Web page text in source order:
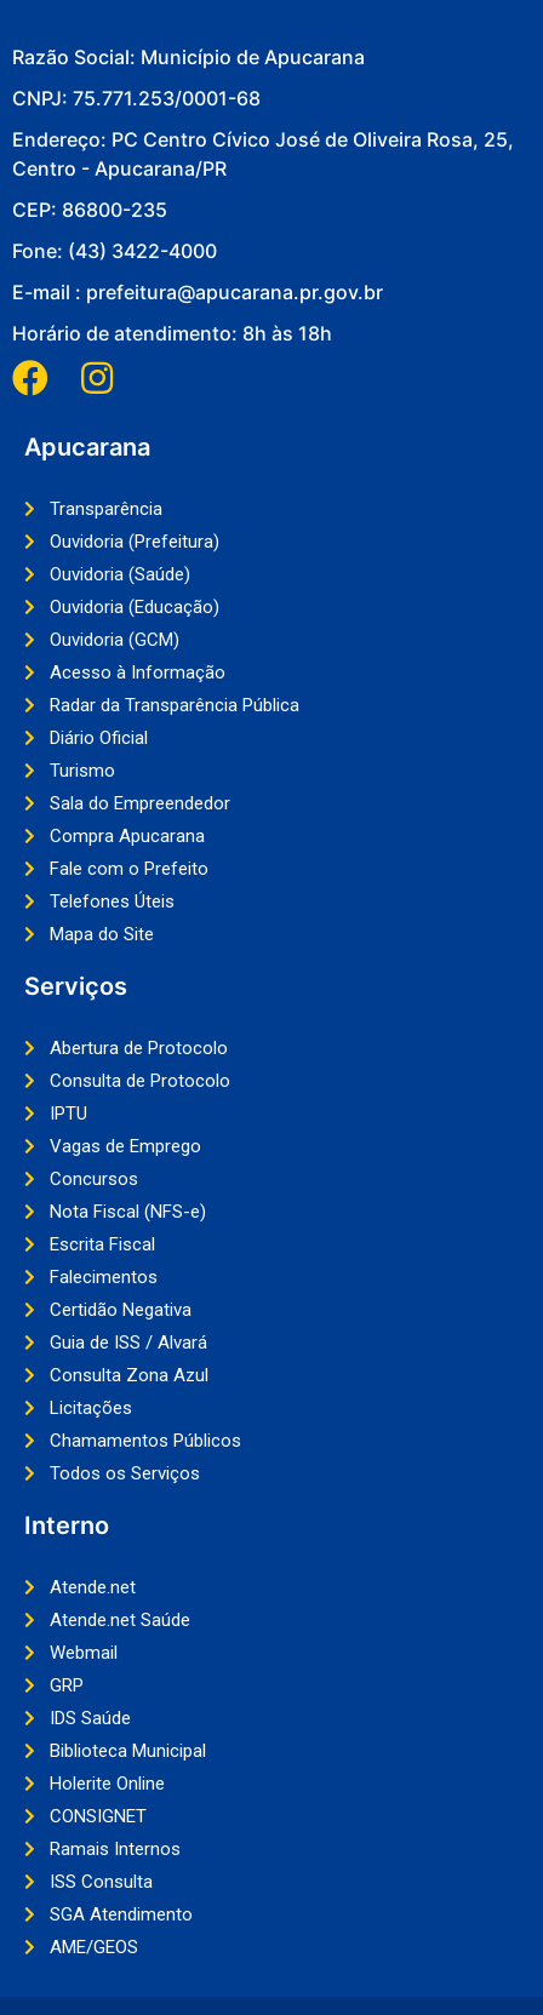
Razão Social: Município de Apucarana
CNPJ: 75.771.253/0001-68
Endereço: PC Centro Cívico José de Oliveira Rosa, 25,
Centro - Apucarana/PR
CEP: 86800-235
Fone: (43) 3422-4000
E-mail : prefeitura@apucarana.pr.gov.br
Horário de atendimento: 8h às 18h
Apucarana
Transparência
Ouvidoria (Prefeitura)
Ouvidoria (Saúde)
Ouvidoria (Educação)
Ouvidoria (GCM)
Acesso à Informação
Radar da Transparência Pública
Diário Oficial
Turismo
Sala do Empreendedor
Compra Apucarana
Fale com o Prefeito
Telefones Úteis
Mapa do Site
Serviços
Abertura de Protocolo
Consulta de Protocolo
IPTU
Vagas de Emprego
Concursos
Nota Fiscal (NFS-e)
Escrita Fiscal
Falecimentos
Certidão Negativa
Guia de ISS / Alvará
Consulta Zona Azul
Licitações
Chamamentos Públicos
Todos os Serviços
Interno
Atende.net
Atende.net Saúde
Webmail
GRP
IDS Saúde
Biblioteca Municipal
Holerite Online
CONSIGNET
Ramais Internos
ISS Consulta
SGA Atendimento
AME/GEOS